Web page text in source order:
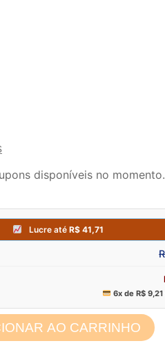
disponíveis no momento.
AO CARRINHO